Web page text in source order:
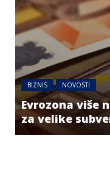
BIZNIS NOVOSTI
Evrozona više
za velike